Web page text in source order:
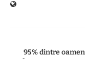
95% dintre